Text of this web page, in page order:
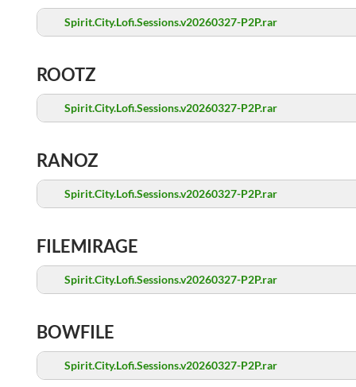
Spirit.City.Lofi.Sessions.v20260327-P2P.rar
ROOTZ
Spirit.City.Lofi.Sessions.v20260327-P2P.rar
RANOZ
Spirit.City.Lofi.Sessions.v20260327-P2P.rar
FILEMIRAGE
Spirit.City.Lofi.Sessions.v20260327-P2P.rar
BOWFILE
Spirit.City.Lofi.Sessions.v20260327-P2P.rar